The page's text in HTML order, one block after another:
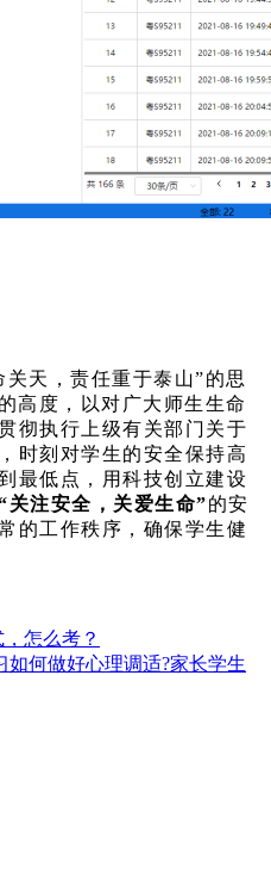
天，责任重于泰山”的思
高度，以对广大师生生命
彻执行上级有关部门关于
时刻对学生的安全保持高
最低点，用科技创立建设
关注安全，关爱生命”的安
的工作秩序，确保学生健
怎么考？
何做好心理调适?家长学生